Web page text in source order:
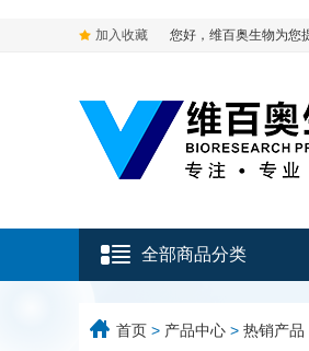
加入收藏 您好，维百奥生物为您
全部商品分类
首页 > 产品中心 > 热销产品